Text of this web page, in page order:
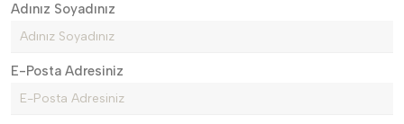
Adınız Soyadınız
E-Posta Adresiniz